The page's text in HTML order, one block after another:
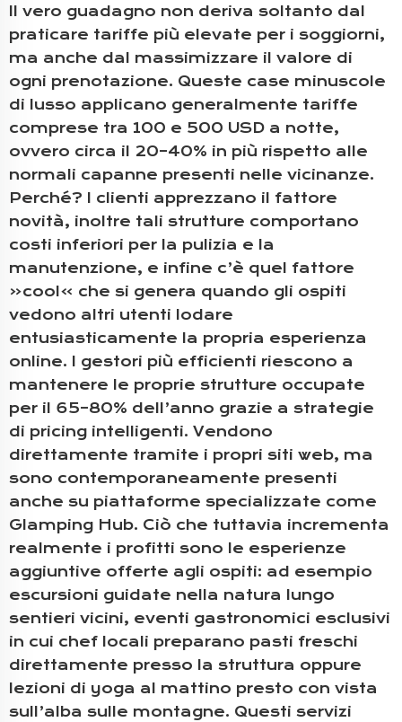
Il vero guadagno non deriva soltanto dal
praticare tariffe più elevate per i soggiorni,
ma anche dal massimizzare il valore di
ogni prenotazione. Queste case minuscole
di lusso applicano generalmente tariffe
comprese tra 100 e 500 USD a notte,
ovvero circa il 20–40% in più rispetto alle
normali capanne presenti nelle vicinanze.
Perché? I clienti apprezzano il fattore
novità, inoltre tali strutture comportano
costi inferiori per la pulizia e la
manutenzione, e infine c’è quel fattore
«cool» che si genera quando gli ospiti
vedono altri utenti lodare
entusiasticamente la propria esperienza
online. I gestori più efficienti riescono a
mantenere le proprie strutture occupate
per il 65–80% dell’anno grazie a strategie
di pricing intelligenti. Vendono
direttamente tramite i propri siti web, ma
sono contemporaneamente presenti
anche su piattaforme specializzate come
Glamping Hub. Ciò che tuttavia incrementa
realmente i profitti sono le esperienze
aggiuntive offerte agli ospiti: ad esempio
escursioni guidate nella natura lungo
sentieri vicini, eventi gastronomici esclusivi
in cui chef locali preparano pasti freschi
direttamente presso la struttura oppure
lezioni di yoga al mattino presto con vista
sull’alba sulle montagne. Questi servizi